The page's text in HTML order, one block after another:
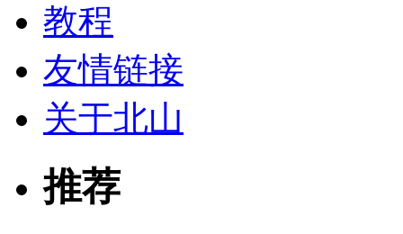
教程
友情链接
关于北山
推荐